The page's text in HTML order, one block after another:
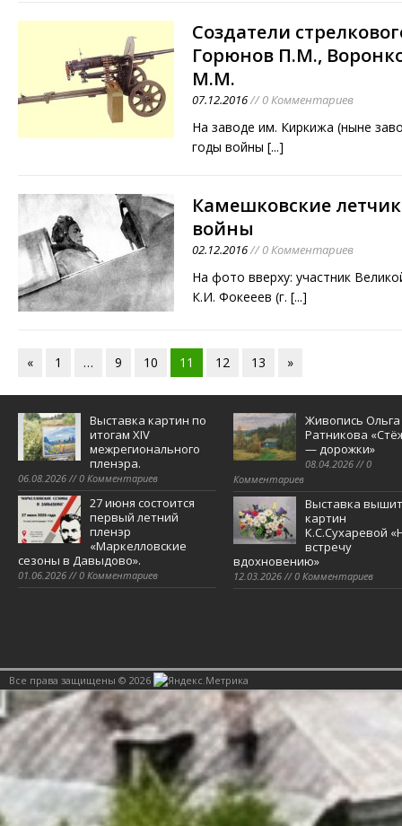
Создатели
Горюнов П.М.,
М.М.
07.12.2016// 0 Комментариев
На заводе им. Киркижа (ныне
годы войны [...]
Камешковские
войны
02.12.2016// 0 Комментариев
На фото вверху: участник
К.И. Фокееев (г. [...]
« 1 … 9 10 11 12 13 »
Выставка картин по
итогам XIV
межрегионального
пленэра.
06.08.2026 // 0 Комментариев
27 июня состоится
первый летний
пленэр
«Маркелловские
сезоны в Давыдово».
01.06.2026 // 0 Комментариев
Живопись Ольга
Ратникова
— дорожки»
08.04.2026 // 0
Комментариев
Выставка
картин
К.С.Сухаревой
встречу
вдохновению»
12.03.2026 // 0 Комментариев
Все права защищены © 2026